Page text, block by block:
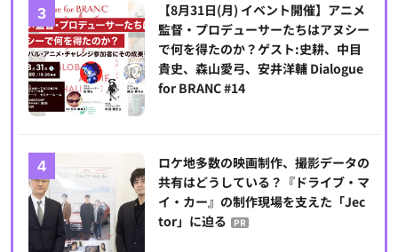
【8月31日(月) イベント開催】アニメ
監督・プロデューサーたちはアヌシー
で何を得たのか？ゲスト:史耕、中目
貴史、森山愛弓、安井洋輔 Dialogue
for BRANC #14
ロケ地多数の映画制作、撮影データの
共有はどうしている？『ドライブ・マ
イ・カー』の制作現場を支えた「Jec
tor」に迫る
PR